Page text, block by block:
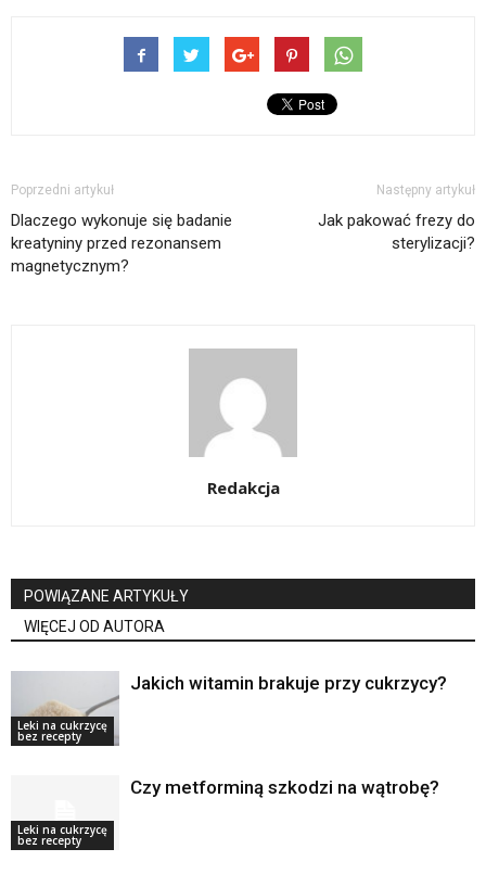
Poprzedni artykuł
Dlaczego wykonuje się badanie
kreatyniny przed rezonansem
magnetycznym?
Następny artykuł
Jak pakować frezy do
sterylizacji?
Redakcja
POWIĄZANE ARTYKUŁY
WIĘCEJ OD AUTORA
Leki na cukrzycę
bez recepty
Jakich witamin brakuje przy cukrzycy?
Leki na cukrzycę
bez recepty
Czy metforminą szkodzi na wątrobę?